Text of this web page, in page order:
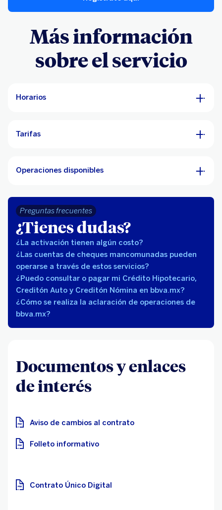
Más información
sobre el servicio
Horarios
Tarifas
Operaciones disponibles
Preguntas frecuentes
¿Tienes dudas?
¿La activación tienen algún costo?
¿Las cuentas de cheques mancomunadas pueden
operarse a través de estos servicios?
¿Puedo consultar o pagar mi Crédito Hipotecario,
Creditón Auto y Creditón Nómina en bbva.mx?
¿Cómo se realiza la aclaración de operaciones de
bbva.mx?
Documentos y enlaces
de interés
Aviso de cambios al contrato
Folleto informativo
Contrato Único Digital